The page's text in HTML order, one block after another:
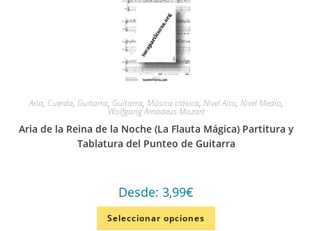
Aria, Cuerda, Guitarra, Guitarra, Música clásica, Nivel Alto, Nivel Medio,
Wolfgang Amadeus Mozart
Aria de la Reina de la Noche (La Flauta Mágica) Partitura y
Tablatura del Punteo de Guitarra
Desde: 3,99€
Seleccionar opciones